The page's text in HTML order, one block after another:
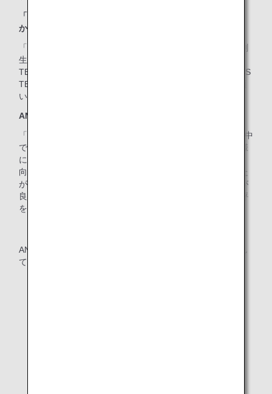
「CROSS TEAM」のデザイントートバックを採用したきっ
かけは何ですか？
「ANAのふるさと納税」は、自治体と寄附者を繋げて地域創
生を実現することを目指しており、才能を繋げる「CROSS
TEAM」の共創理念に共感し、また、ひらめきある「CROSS
TEAM」のグラフィックデザインが大変素敵でしたのでお願
いしました。
ANA限定トートバックの特徴を教えてください。
「CROSS TEAM」からいくつかデザインを提示いただいた中
で向日葵がANAにぴったりだと思い、そのデザインにお客様
に人気の青色を取り入れていきたいことをお伝えしました。
向日葵のモチーフを青色にしたら違和感がないか不安でした
が、機影とANAのロゴがあることで絵柄と色調のバランスが
良く仕上がったので安心しました。お客様からも大変ご好評
をいただいております。
ANAはこれからも多様性を尊重する共生社会の実現に貢献し
ていきます。